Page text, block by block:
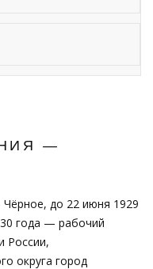
—
до 22 июня 1929
года — рабочий
России,
округа город